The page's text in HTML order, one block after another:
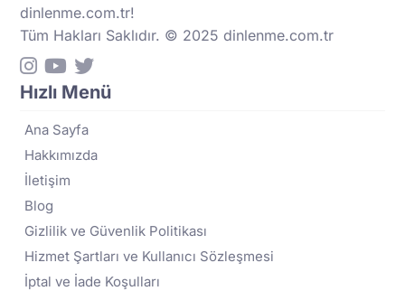
dinlenme.com.tr!
Tüm Hakları Saklıdır. © 2025 dinlenme.com.tr
Hızlı Menü
Ana Sayfa
Hakkımızda
İletişim
Blog
Gizlilik ve Güvenlik Politikası
Hizmet Şartları ve Kullanıcı Sözleşmesi
İptal ve İade Koşulları